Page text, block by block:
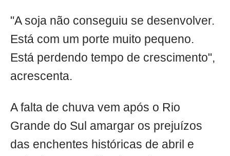
"A soja não conseguiu se desenvolver.
Está com um porte muito pequeno.
Está perdendo tempo de crescimento",
acrescenta.
A falta de chuva vem após o Rio
Grande do Sul amargar os prejuízos
das enchentes históricas de abril e